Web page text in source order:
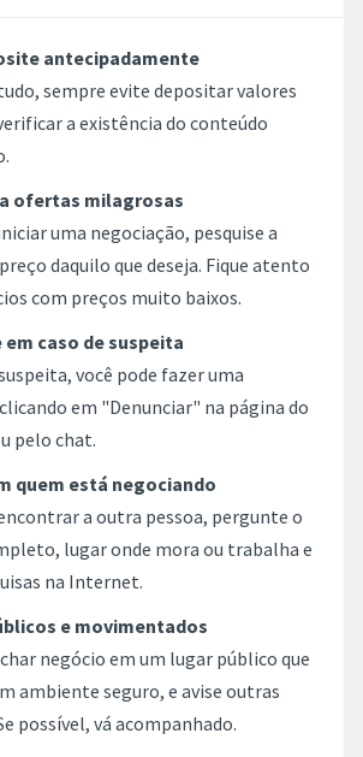
antecipadamente
sempre evite depositar valores
a existência do conteúdo
ofertas milagrosas
uma negociação, pesquise a
daquilo que deseja. Fique atento
com preços muito baixos.
em caso de suspeita
você pode fazer uma
em "Denunciar" na página do
pelo chat.
quem está negociando
a outra pessoa, pergunte o
lugar onde mora ou trabalha e
na Internet.
e movimentados
negócio em um lugar público que
ambiente seguro, e avise outras
possível, vá acompanhado.